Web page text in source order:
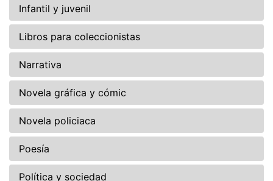
Infantil y juvenil
Libros para coleccionistas
Narrativa
Novela gráfica y cómic
Novela policiaca
Poesía
Política y sociedad